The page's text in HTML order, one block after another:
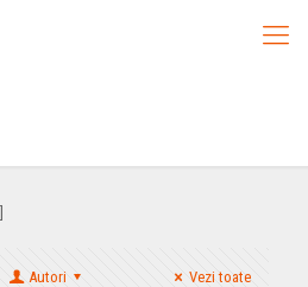
Autori Vezi toate